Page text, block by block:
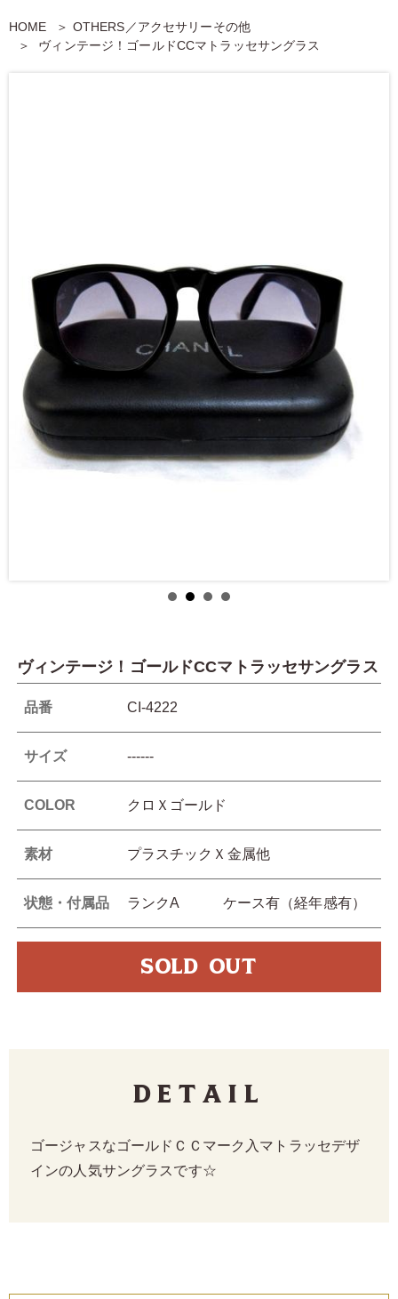
HOME
OTHERS／アクセサリーその他
ヴィンテージ！ゴールドCCマトラッセサングラス
ヴィンテージ！ゴールドCCマトラッセサングラス
品番 CI-4222
サイズ ------
COLOR クロＸゴールド
素材 プラスチックＸ金属他
状態・付属品 ランクA ケース有（経年感有）
SOLD OUT
Detail
ゴージャスなゴールドＣＣマーク入マトラッセデザ
インの人気サングラスです☆